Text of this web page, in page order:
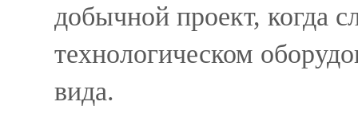
добычной проект, когда
технологическом
вида.